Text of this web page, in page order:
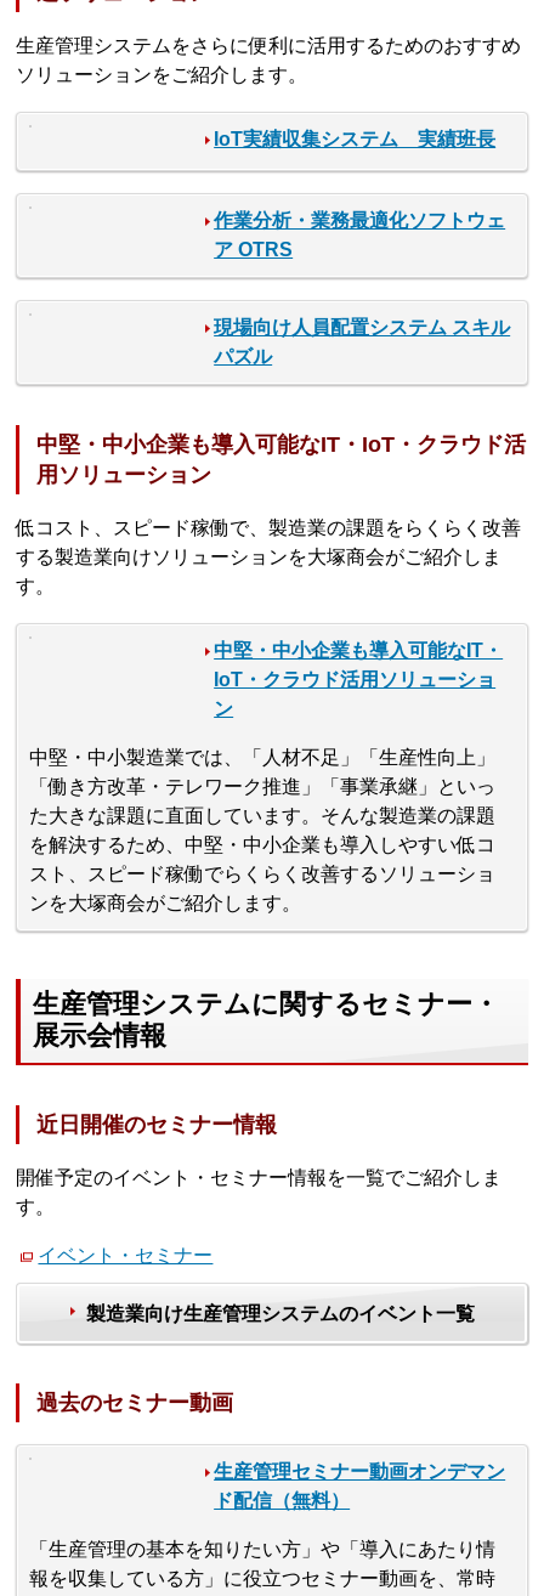
生産管理システムをさらに便利に活用するためのおすすめ
ソリューションをご紹介します。
IoT実績収集システム 実績班長
作業分析・業務最適化ソフトウェ
ア OTRS
現場向け人員配置システム スキル
パズル
中堅・中小企業も導入可能なIT・IoT・クラウド活
用ソリューション
低コスト、スピード稼働で、製造業の課題をらくらく改善
する製造業向けソリューションを大塚商会がご紹介しま
す。
中堅・中小企業も導入可能なIT・
IoT・クラウド活用ソリューショ
ン
中堅・中小製造業では、「人材不足」「生産性向上」
「働き方改革・テレワーク推進」「事業承継」といっ
た大きな課題に直面しています。そんな製造業の課題
を解決するため、中堅・中小企業も導入しやすい低コ
スト、スピード稼働でらくらく改善するソリューショ
ンを大塚商会がご紹介します。
生産管理システムに関するセミナー・
展示会情報
近日開催のセミナー情報
開催予定のイベント・セミナー情報を一覧でご紹介しま
す。
イベント・セミナー
製造業向け生産管理システムのイベント一覧
過去のセミナー動画
生産管理セミナー動画オンデマン
ド配信（無料）
「生産管理の基本を知りたい方」や「導入にあたり情
報を収集している方」に役立つセミナー動画を、常時